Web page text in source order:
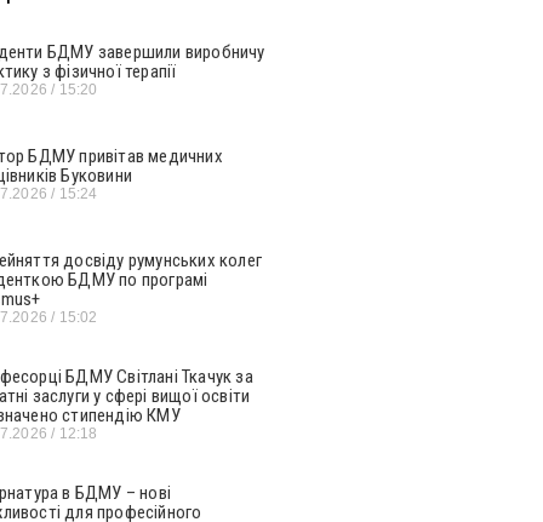
БДМУ завершили виробничу
з фізичної терапії
15:20
БДМУ привітав медичних
Буковини
15:24
досвіду румунських колег
БДМУ по програмі
15:02
БДМУ Світлані Ткачук за
заслуги у сфері вищої освіти
стипендію КМУ
12:18
в БДМУ – нові
для професійного